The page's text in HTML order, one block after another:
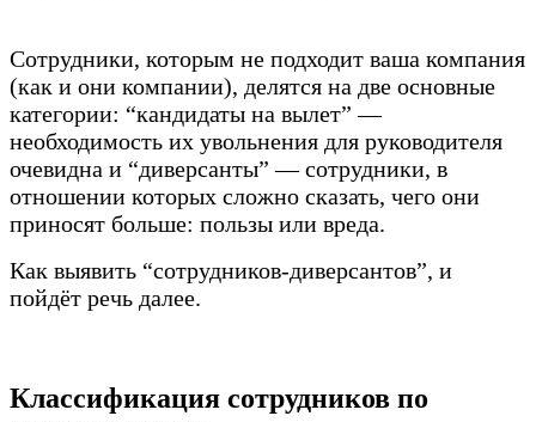
Сотрудники, которым не подходит ваша компания
(как и они компании), делятся на две основные
категории: “кандидаты на вылет” —
необходимость их увольнения для руководителя
очевидна и “диверсанты” — сотрудники, в
отношении которых сложно сказать, чего они
приносят больше: пользы или вреда.
Как выявить “сотрудников-диверсантов”, и
пойдёт речь далее.
Классификация сотрудников по